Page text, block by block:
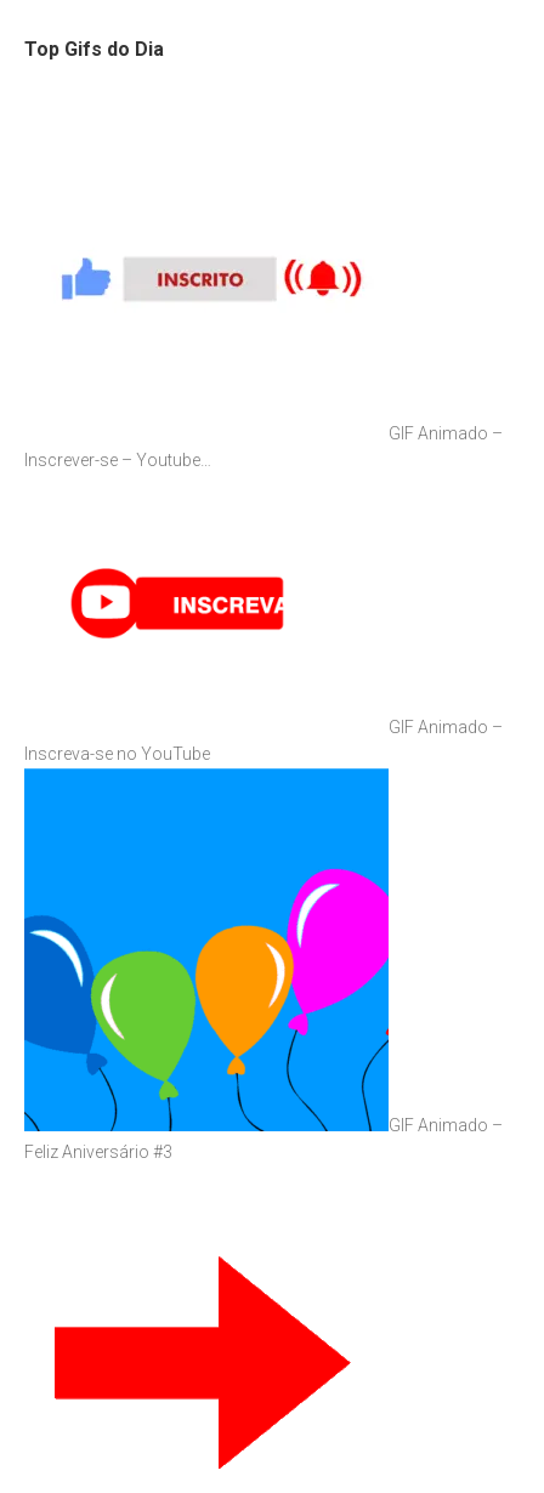
Top Gifs do Dia
GIF Animado –
Inscrever-se – Youtube…
GIF Animado –
Inscreva-se no YouTube
GIF Animado –
Feliz Aniversário #3